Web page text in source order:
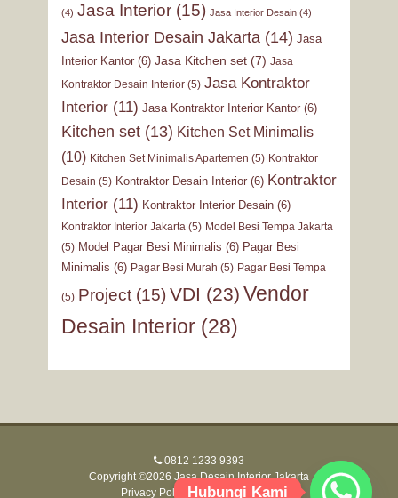
(4) Jasa Interior(15) Jasa Interior Desain(4)
Jasa Interior Desain Jakarta (14) Jasa
Interior Kantor(6) Jasa Kitchen set(7) Jasa
Kontraktor Desain Interior(5) Jasa Kontraktor
Interior(11) Jasa Kontraktor Interior Kantor(6)
Kitchen set(13) Kitchen Set Minimalis
(10) Kitchen Set Minimalis Apartemen (5) Kontraktor
Desain (5) Kontraktor Desain Interior(6) Kontraktor
Interior(11) Kontraktor Interior Desain(6)
Kontraktor Interior Jakarta(5) Model Besi Tempa Jakarta
(5) Model Pagar Besi Minimalis (6) Pagar Besi
Minimalis (6) Pagar Besi Murah (5) Pagar Besi Tempa
(5) Project(15) VDI (23) Vendor
Desain Interior(28)
0812 1233 9393
Copyright ©2026 Jasa Desain Interior Jakarta
Privacy Policy
- Terms of Service
Hubungi Kami